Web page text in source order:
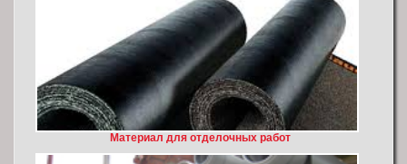
Материал для отделочных работ